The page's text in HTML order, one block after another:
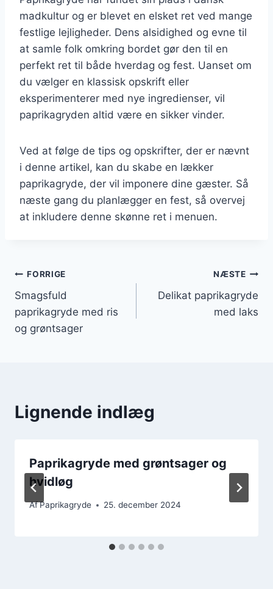
madkultur og er blevet en elsket ret ved mange
festlige lejligheder. Dens alsidighed og evne til
at samle folk omkring bordet gør den til en
perfekt ret til både hverdag og fest. Uanset om
du vælger en klassisk opskrift eller
eksperimenterer med nye ingredienser, vil
paprikagryden altid være en sikker vinder.
Ved at følge de tips og opskrifter, der er nævnt
i denne artikel, kan du skabe en lækker
paprikagryde, der vil imponere dine gæster. Så
næste gang du planlægger en fest, så overvej
at inkludere denne skønne ret i menuen.
Indlægsnavigation
FORRIGE
Smagsfuld
paprikagryde med ris
og grøntsager
NÆSTE
Delikat paprikagryde
med laks
Lignende indlæg
Paprikagryde med grøntsager og
hvidløg
AfPaprikagryde 25. december 2024